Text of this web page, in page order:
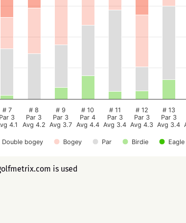
Double bogey Bogey Par Birdie Eagle
# 7
Par 3
4.1
# 8
Par 3
Avg 4.2
# 9
Par 3
Avg 3.7
# 10
Par 4
Avg 4.4
# 11
Par 3
Avg 3.4
# 12
Par 3
Avg 4.3
# 13
Par 3
Avg 3.4
is used